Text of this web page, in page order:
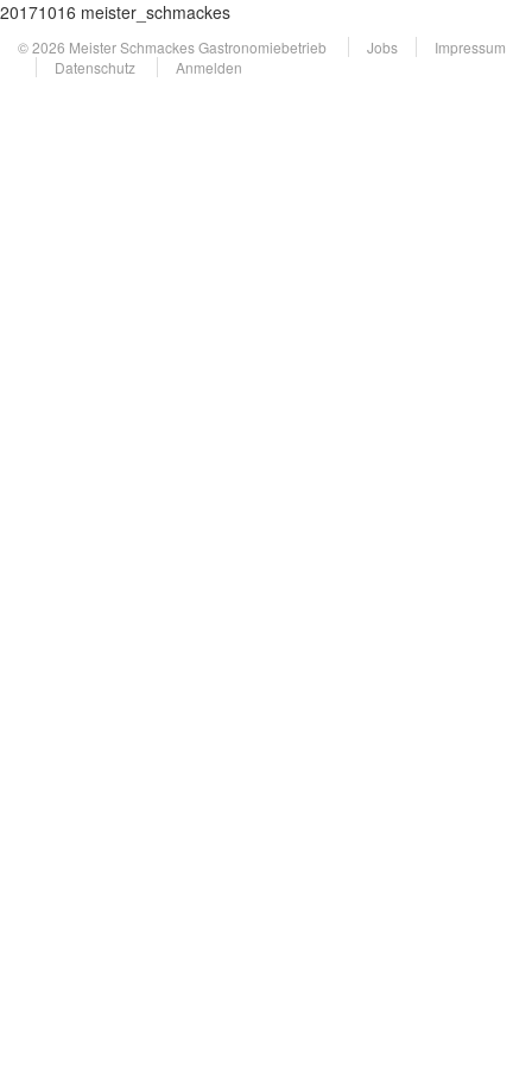
20171016 meister_schmackes
© 2026 Meister Schmackes Gastronomiebetrieb Jobs
Impressum
Datenschutz
Anmelden